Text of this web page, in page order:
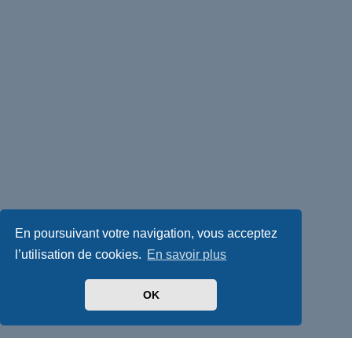
En poursuivant votre navigation, vous acceptez
l’utilisation de cookies. En savoir plus
OK